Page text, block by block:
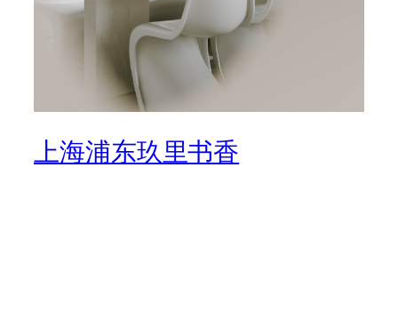
上海浦东玖里书香